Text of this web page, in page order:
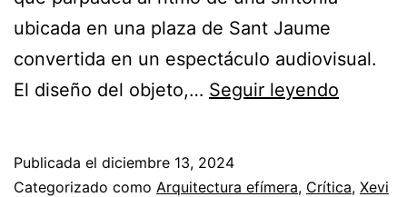
ubicada en una plaza de Sant Jaume
convertida en un espectáculo audiovisual.
El diseño del objeto,… Seguir leyendo
la
Publicada el diciembre 13, 2024
Categorizado como Arquitectura efímera, Crítica, Xevi